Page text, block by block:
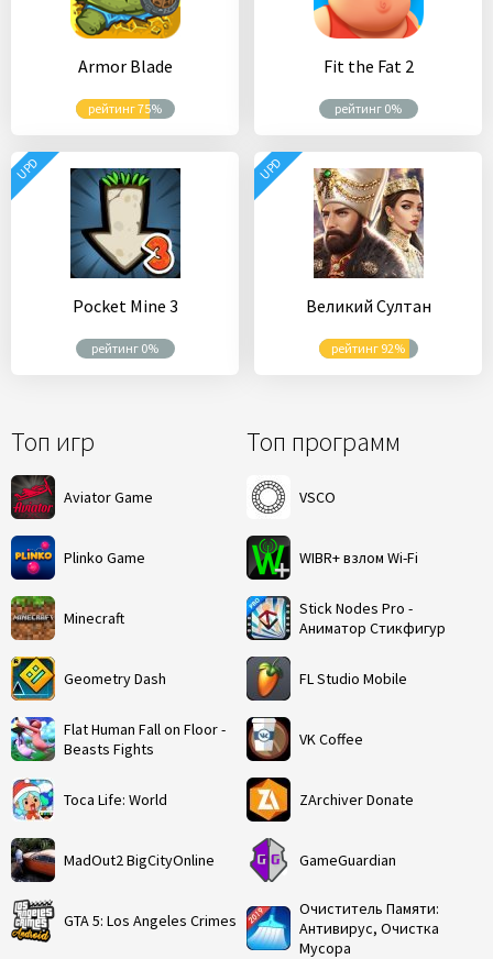
Топ игр
Aviator Game
Plinko Game
Minecraft
Geometry Dash
Flat Human Fall on Floor -
Beasts Fights
Toca Life: World
MadOut2 BigCityOnline
GTA 5: Los Angeles Crimes
Топ программ
VSCO
WIBR+ взлом Wi-Fi
Stick Nodes Pro -
Аниматор Стикфигур
FL Studio Mobile
VK Coffee
ZArchiver Donate
GameGuardian
Очиститель Памяти:
Антивирус, Очистка
Мусора
Armor Blade
рейтинг 75%
Fit the Fat 2
рейтинг 0%
Pocket Mine 3
рейтинг 0%
UPD
Великий Султан
рейтинг 92%
UPD